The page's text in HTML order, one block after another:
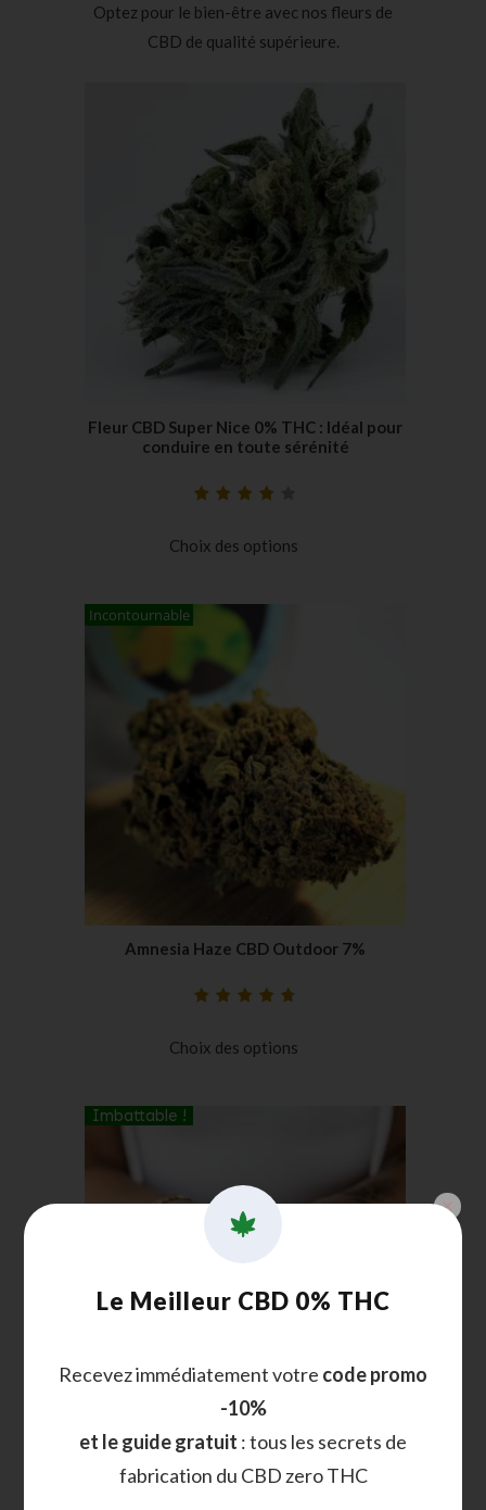
Optez pour le bien-être avec nos fleurs de
CBD de qualité supérieure.
Fleur CBD Super Nice 0% THC : Idéal pour
conduire en toute sérénité
Choix des options
Incontournable
Amnesia Haze CBD Outdoor 7%
notations
Choix des options
Imbattable !
Bébé Shrek fleur CBD pas chère 10%
Le Meilleur CBD 0% THC
Recevez immédiatement votre code promo
-10%
et le guide gratuit : tous les secrets de
fabrication du CBD zero THC